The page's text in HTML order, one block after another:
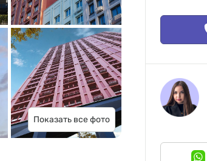
Показать все фото